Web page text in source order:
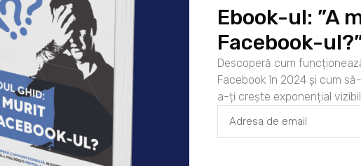
ai vieții moderne. De la
să strălucească noaptea până la
lor este indispensabilă. Dar
unui electrician? Hai să
Pregătirea pentru zi Ziua unui
o ceașcă [...]
Ebook-ul: ”A
Facebook-
Descoperă cum
Facebook în 2024 și cum
a-ți crește exponențial